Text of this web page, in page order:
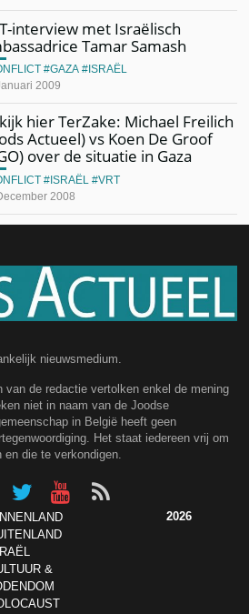
interview met Israëlisch
Tamar Samash
2009
GAZA ISRAËL
hier TerZake: Michael Freilich
Actueel) vs Koen De Groof
over de situatie in Gaza
2008
ISRAËL VRT
nieuwsmedium.
van de redactie vertolken enkel de mening
niet in naam van de Joodse
in België heeft geen
Het staat iedereen vrij om
die te verkondigen.
&
2026